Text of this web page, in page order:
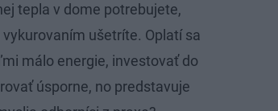
tepla v dome potrebujete,
ušetríte. Oplatí sa
málo energie, investovať do
úsporne, no predstavuje